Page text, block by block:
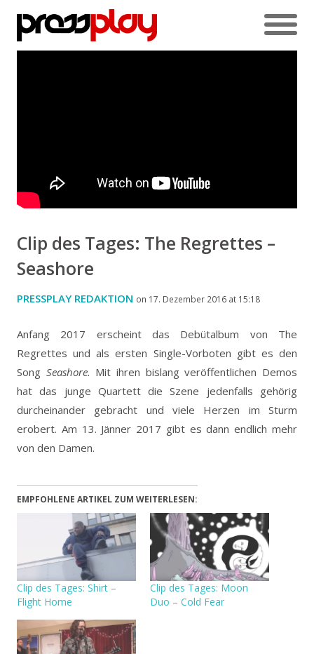
Clip des Tages: The Regrettes –
Seashore
PRESSPLAY REDAKTION on 17. Dezember 2016 at 15:18
Anfang 2017 erscheint das Debütalbum von The
Regrettes und als ersten Single-Vorboten gibt es den
Song Seashore. Mit ihren bislang veröffentlichen Demos
hat das junge Quartett die Szene jedenfalls gehörig
durcheinander gebracht und viele Herzen im Sturm
erobert. Am 13. Jänner 2017 gibt es dann endlich mehr
von den Damen.
EMPFOHLENE ARTIKEL ZUM WEITERLESEN:
Clip des Tages: Shirt –
Flight Home
Clip des Tages: Moon
Duo – Cold Fear